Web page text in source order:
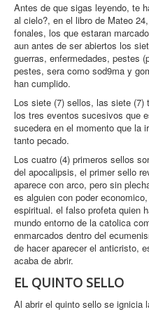
Antes de que sigas leyendo, te
al cielo?, en el libro de Mateo
fonales, los que estaran
aun antes de ser abiertos los
guerras, enfermedades, pestes
pestes, sera como sod9ma y
han cumplido.
Los siete (7) sellos, las siete
los tres eventos sucesivos que
sucedera en el momento que la
tanto pecado.
Los cuatro (4) primeros sellos
del apocalipsis, el primer sello
aparece con arco, pero sin
es alguien con poder
espiritual. el falso profeta quien
mundo entorno de la catolica
enmarcados dentro del
de hacer aparecer el anticristo,
acaba de abrir.
EL QUINTO SELLO
Al abrir el quinto sello se ignicia